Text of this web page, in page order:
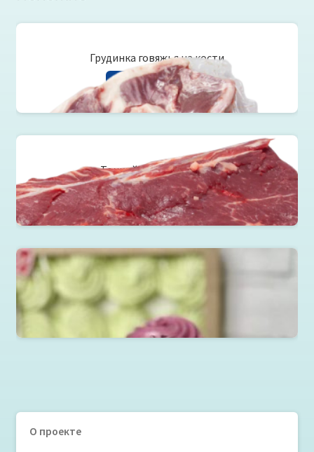
Грудинка говяжья на кости
Читать далее
Тонкий край без кости
Читать далее
Зефир, мармелад, пастила, леденцы
Читать далее
О проекте